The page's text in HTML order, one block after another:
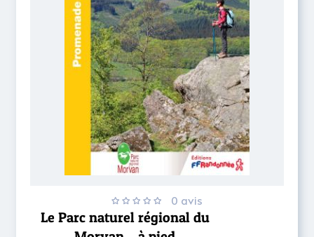
0 avis
Le Parc naturel régional du